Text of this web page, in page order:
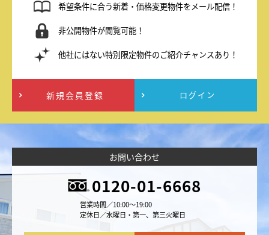
希望条件に合う新着・価格変更物件をメール配信！
非公開物件が閲覧可能！
他社にはない特別限定物件のご紹介チャンスあり！
新規会員登録 ログイン
お問い合わせ
0120-01-6668
営業時間／10:00～19:00
定休日／水曜日・第一、第三火曜日